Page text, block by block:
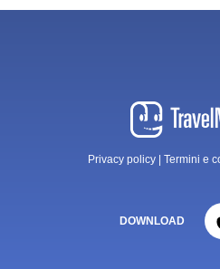
Privacy policy| Termini e
DOWNLOAD